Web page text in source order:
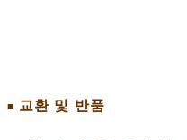
■ 교환 및 반품